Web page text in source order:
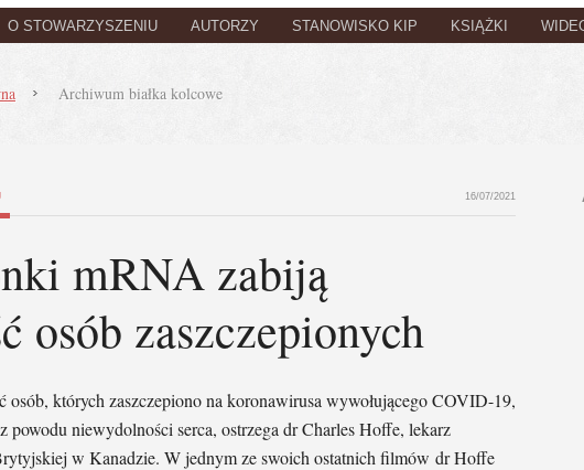
O STOWARZYSZENIU AUTORZY STANOWISKO KIP KSIĄŻKI
Archiwum białka kolcowe
16/07/2021
mRNA zabiją
osób zaszczepionych
osób, których zaszczepiono na koronawirusa wywołującego COVID-19,
powodu niewydolności serca, ostrzega dr Charles Hoffe, lekarz
w Kanadzie. W jednym ze swoich ostatnich filmów dr Hoffe